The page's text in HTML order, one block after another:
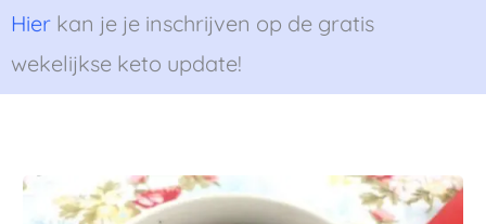
Hier kan je je inschrijven op de gratis
wekelijkse keto update!